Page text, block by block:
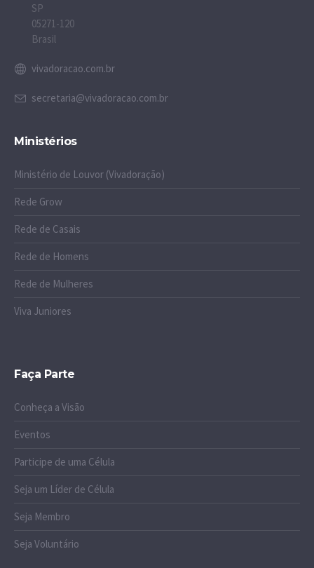
SP
05271-120
Brasil
vivadoracao.com.br
secretaria@vivadoracao.com.br
Ministérios
Ministério de Louvor (Vivadoração)
Rede Grow
Rede de Casais
Rede de Homens
Rede de Mulheres
Viva Juniores
Faça Parte
Conheça a Visão
Eventos
Participe de uma Célula
Seja um Líder de Célula
Seja Membro
Seja Voluntário